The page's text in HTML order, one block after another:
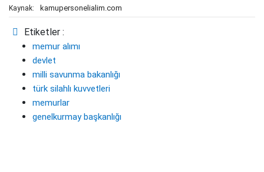
Kaynak: kamupersonelialim.com
Etiketler :
memur alımı
devlet
milli savunma bakanlığı
türk silahlı kuvvetleri
memurlar
genelkurmay başkanlığı